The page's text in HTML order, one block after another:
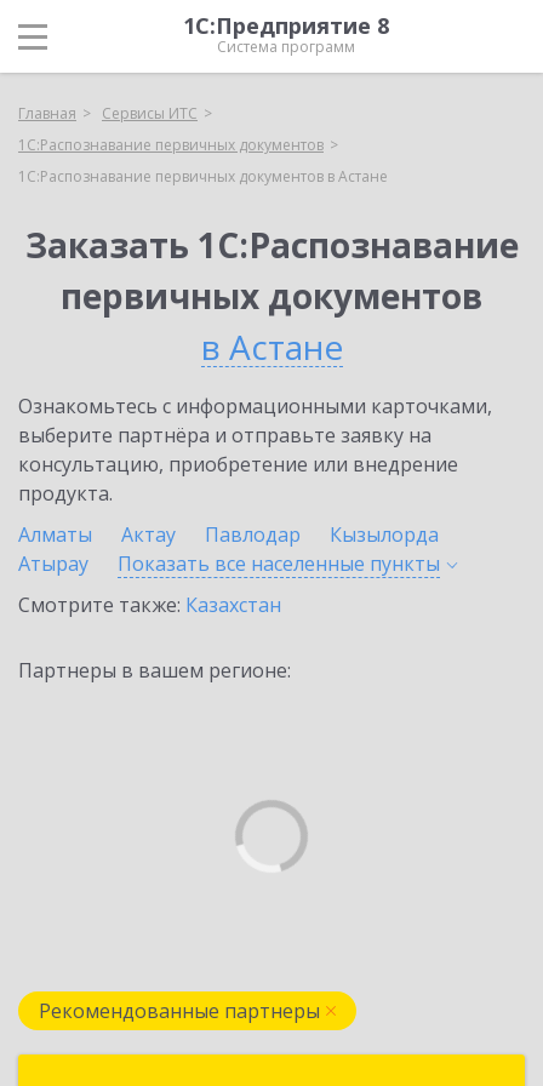
1С:Предприятие 8
Система программ
Главная
Сервисы ИТС
1С:Распознавание первичных документов
1С:Распознавание первичных документов в Астане
Заказать 1С:Распознавание
первичных документов
в Астане
Ознакомьтесь с информационными карточками,
выберите партнёра и отправьте заявку на
консультацию, приобретение или внедрение
продукта.
Алматы
Актау Павлодар
Кызылорда
Атырау
Показать все населенные пункты
Смотрите также: Казахстан
Партнеры в вашем регионе:
Рекомендованные партнеры